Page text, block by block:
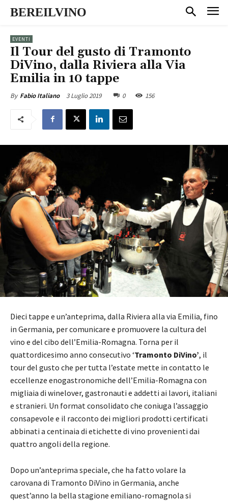
BEREILVINO
EVENTI
Il Tour del gusto di Tramonto
DiVino, dalla Riviera alla Via
Emilia in 10 tappe
By Fabio Italiano 3 Luglio 2019 0 156
Dieci tappe e un’anteprima, dalla Riviera alla via Emilia, fino
in Germania, per comunicare e promuovere la cultura del
vino e del cibo dell’Emilia-Romagna. Torna per il
quattordicesimo anno consecutivo ‘Tramonto DiVino’, il
tour del gusto che per tutta l’estate mette in contatto le
eccellenze enogastronomiche dell’Emilia-Romagna con
migliaia di winelover, gastronauti e addetti ai lavori, italiani
e stranieri. Un format consolidato che coniuga l’assaggio
consapevole e il racconto dei migliori prodotti certificati
abbinati a centinaia di etichette di vino provenienti dai
quattro angoli della regione.
Dopo un’anteprima speciale, che ha fatto volare la
carovana di Tramonto DiVino in Germania, anche
quest’anno la bella stagione emiliano-romagnola si